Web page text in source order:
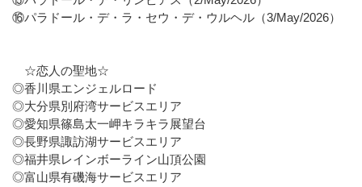
⑯パラドール・デ・ラ・セウ・デ・ウルヘル（3/May/2026）
☆恋人の聖地☆
◎香川県エンジェルロード
◎大分県別府湾サービスエリア
◎愛知県篠島太一岬キラキラ展望台
◎長野県諏訪湖サービスエリア
◎福井県レインボーライン山頂公園
◎富山県有磯海サービスエリア